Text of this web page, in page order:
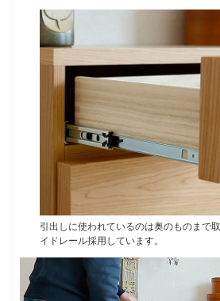
引出しに使われているのは奥のものまで
イドレール採用しています。